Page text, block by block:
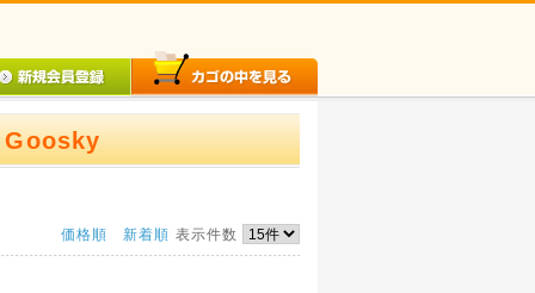
価格順 新着順 表示件数